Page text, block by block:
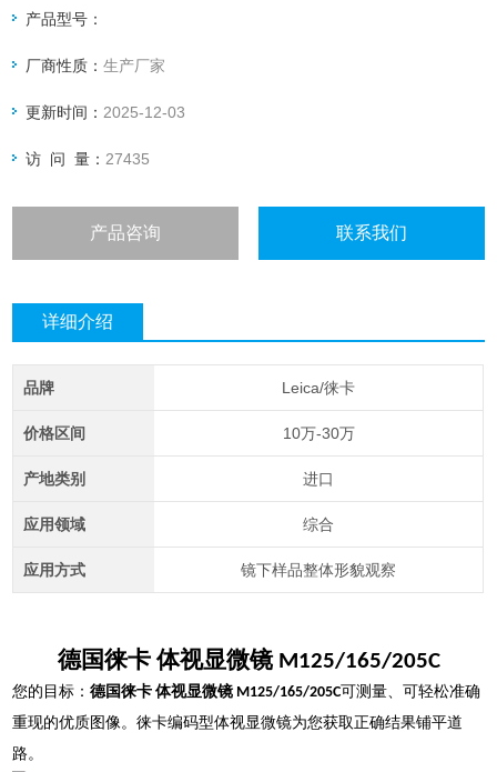
产品型号：
厂商性质：生产厂家
更新时间： 2025-12-03
访 问 量： 27435
产品咨询 联系我们
详细介绍
品牌 Leica/徕卡
价格区间 10万-30万
产地类别 进口
应用领域 综合
应用方式 镜下样品整体形貌观察
德国徕卡 体视显微镜 M125/165/205C
您的目标：德国徕卡 体视显微镜 M125/165/205C可测量、可轻松准确
重现的优质图像。徕卡编码型体视显微镜为您获取正确结果铺平道
路。